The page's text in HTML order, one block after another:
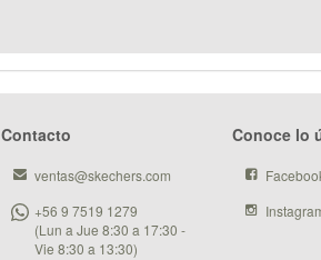
Contacto
ventas@skechers.com
+56 9 7519 1279
(Lun a Jue 8:30 a 17:30 -
Vie 8:30 a 13:30)
Conoce lo